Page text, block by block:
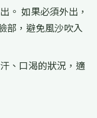
。 如果必須外出，
部，避免風沙吹入
、口渴的狀況，適